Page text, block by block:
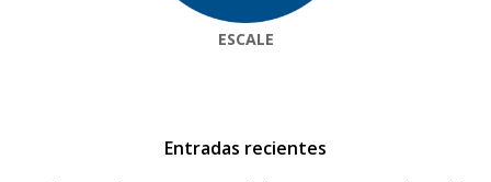
ESCALE
Entradas recientes